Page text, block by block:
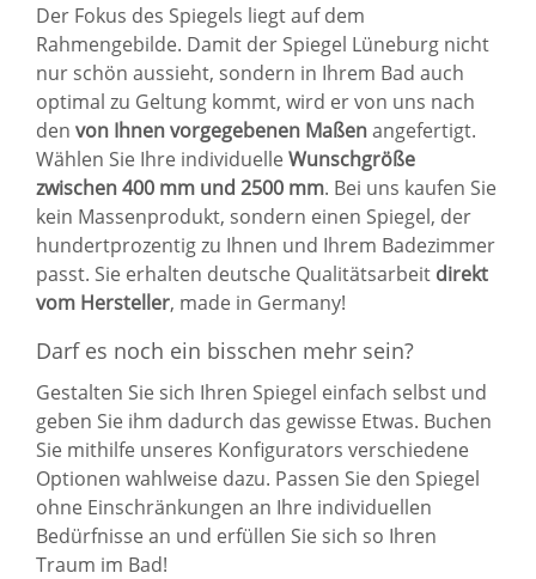
Der Fokus des Spiegels liegt auf dem
Rahmengebilde. Damit der Spiegel Lüneburg nicht
nur schön aussieht, sondern in Ihrem Bad auch
optimal zu Geltung kommt, wird er von uns nach
den von Ihnen vorgegebenen Maßenangefertigt.
Wählen Sie Ihre individuelle Wunschgröße
zwischen 400 mm und 2500 mm. Bei uns kaufen Sie
kein Massenprodukt, sondern einen Spiegel, der
hundertprozentig zu Ihnen und Ihrem Badezimmer
passt. Sie erhalten deutsche Qualitätsarbeit direkt
vom Hersteller, made in Germany!
Darf es noch ein bisschen mehr sein?
Gestalten Sie sich Ihren Spiegel einfach selbst und
geben Sie ihm dadurch das gewisse Etwas. Buchen
Sie mithilfe unseres Konfigurators verschiedene
Optionen wahlweise dazu. Passen Sie den Spiegel
ohne Einschränkungen an Ihre individuellen
Bedürfnisse an und erfüllen Sie sich so Ihren
Traum im Bad!